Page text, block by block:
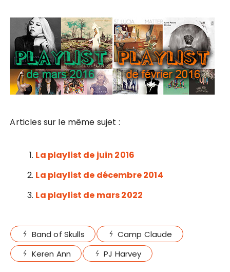
Articles sur le même sujet :
La playlist de juin 2016
La playlist de décembre 2014
La playlist de mars 2022
Band of Skulls
Camp Claude
Keren Ann
PJ Harvey